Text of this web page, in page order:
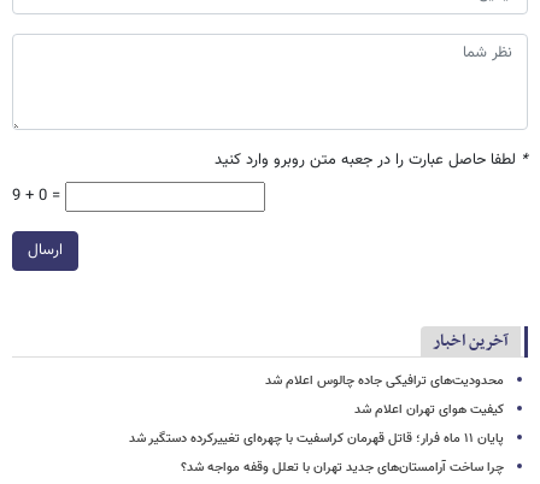
* لطفا حاصل عبارت را در جعبه متن روبرو وارد کنید
9 + 0 =
ارسال
آخرین اخبار
محدودیت‌های ترافیکی جاده چالوس اعلام شد
کیفیت هوای تهران اعلام شد
پایان ۱۱ ماه فرار؛ قاتل قهرمان کراسفیت با چهره‌ای تغییرکرده دستگیر شد
چرا ساخت آرامستان‌های جدید تهران با تعلل وقفه مواجه شد؟